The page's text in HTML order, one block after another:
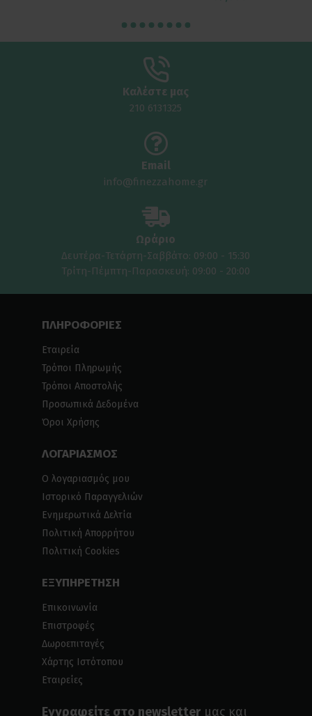
Καλέστε μας
210 6131325
Email
info@finezzahome.gr
Ωράριο
Δευτέρα-Τετάρτη-Σαββάτο: 09:00 - 15:30
Τρίτη-Πέμπτη-Παρασκευή: 09:00 - 20:00
ΠΛΗΡΟΦΟΡΙΕΣ
Εταιρεία
Τρόποι Πληρωμής
Τρόποι Αποστολής
Προσωπικά Δεδομένα
Όροι Χρήσης
ΛΟΓΑΡΙΑΣΜΟΣ
Ο λογαριασμός μου
Ιστορικό Παραγγελιών
Ενημερωτικά Δελτία
Πολιτική Απορρήτου
Πολιτική Cookies
ΕΞΥΠΗΡΕΤΗΣΗ
Επικοινωνία
Επιστροφές
Δωροεπιταγές
Χάρτης Ιστότοπου
Εταιρείες
Εγγραφείτε στο newsletter μας και